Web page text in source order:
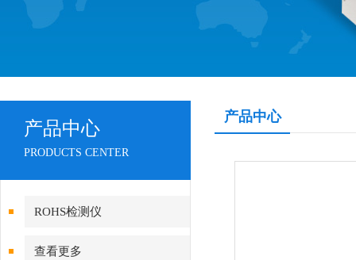
产品中心
PRODUCTS CENTER
ROHS检测仪
查看更多
产品中心